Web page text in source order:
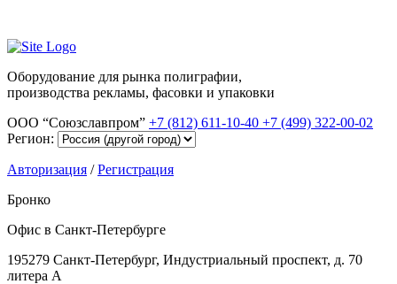
Оборудование для рынка полиграфии,
производства рекламы, фасовки и упаковки
ООО “Союзславпром” +7 (812) 611-10-40 +7 (499) 322-00-02
Регион:
Авторизация /Регистрация
Бронко
Офис в Санкт-Петербурге
195279 Санкт-Петербург, Индустриальный проспект, д. 70
литера А